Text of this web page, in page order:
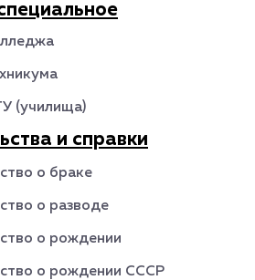
(училища)
и справки
о браке
о разводе
о рождении
о рождении СССР